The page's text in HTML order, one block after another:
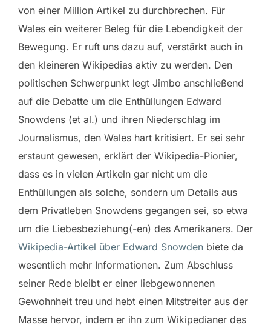
von einer Million Artikel zu durchbrechen. Für
Wales ein weiterer Beleg für die Lebendigkeit der
Bewegung. Er ruft uns dazu auf, verstärkt auch in
den kleineren Wikipedias aktiv zu werden. Den
politischen Schwerpunkt legt Jimbo anschließend
auf die Debatte um die Enthüllungen Edward
Snowdens (et al.) und ihren Niederschlag im
Journalismus, den Wales hart kritisiert. Er sei sehr
erstaunt gewesen, erklärt der Wikipedia-Pionier,
dass es in vielen Artikeln gar nicht um die
Enthüllungen als solche, sondern um Details aus
dem Privatleben Snowdens gegangen sei, so etwa
um die Liebesbeziehung(-en) des Amerikaners. Der
Wikipedia-Artikel über Edward Snowden biete da
wesentlich mehr Informationen. Zum Abschluss
seiner Rede bleibt er einer liebgewonnenen
Gewohnheit treu und hebt einen Mitstreiter aus der
Masse hervor, indem er ihn zum Wikipedianer des